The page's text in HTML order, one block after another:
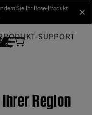
Sie Ihr Bose-Produkt
SUPPORT
Region